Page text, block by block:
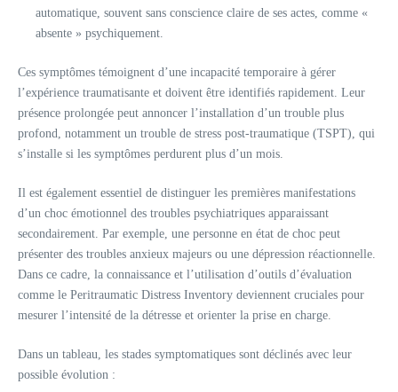
automatique, souvent sans conscience claire de ses actes, comme «
absente » psychiquement.
Ces symptômes témoignent d’une incapacité temporaire à gérer
l’expérience traumatisante et doivent être identifiés rapidement. Leur
présence prolongée peut annoncer l’installation d’un trouble plus
profond, notamment un trouble de stress post-traumatique (TSPT), qui
s’installe si les symptômes perdurent plus d’un mois.
Il est également essentiel de distinguer les premières manifestations
d’un choc émotionnel des troubles psychiatriques apparaissant
secondairement. Par exemple, une personne en état de choc peut
présenter des troubles anxieux majeurs ou une dépression réactionnelle.
Dans ce cadre, la connaissance et l’utilisation d’outils d’évaluation
comme le Peritraumatic Distress Inventory deviennent cruciales pour
mesurer l’intensité de la détresse et orienter la prise en charge.
Dans un tableau, les stades symptomatiques sont déclinés avec leur
possible évolution :